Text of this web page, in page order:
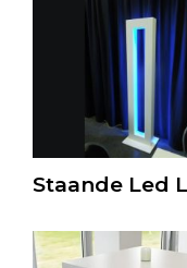
Staande Led